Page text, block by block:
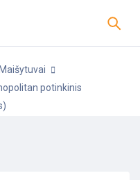
Maišytuvai
potinkinis